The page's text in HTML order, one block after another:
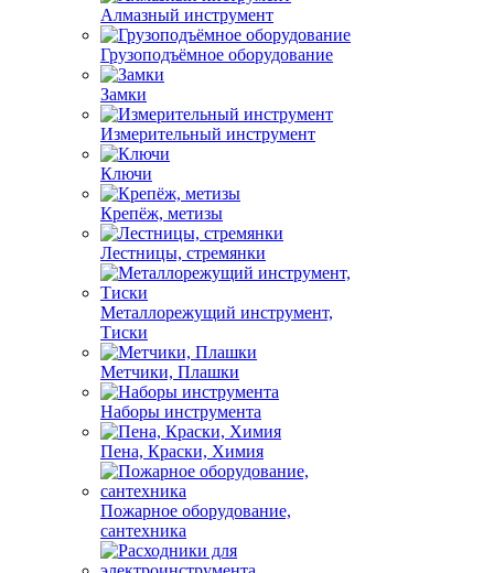
Алмазный инструмент
Грузоподъёмное оборудование
Замки
Измерительный инструмент
Ключи
Крепёж, метизы
Лестницы, стремянки
Металлорежущий инструмент,
Тиски
Метчики, Плашки
Наборы инструмента
Пена, Краски, Химия
Пожарное оборудование,
сантехника